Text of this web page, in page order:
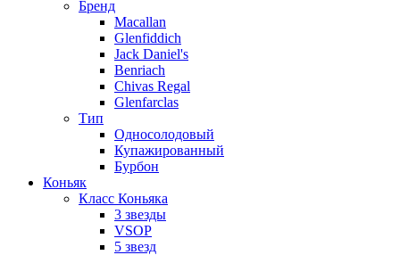
Бренд
Macallan
Glenfiddich
Jack Daniel's
Benriach
Chivas Regal
Glenfarclas
Тип
Односолодовый
Купажированный
Бурбон
Коньяк
Класс Коньяка
3 звезды
VSOP
5 звезд